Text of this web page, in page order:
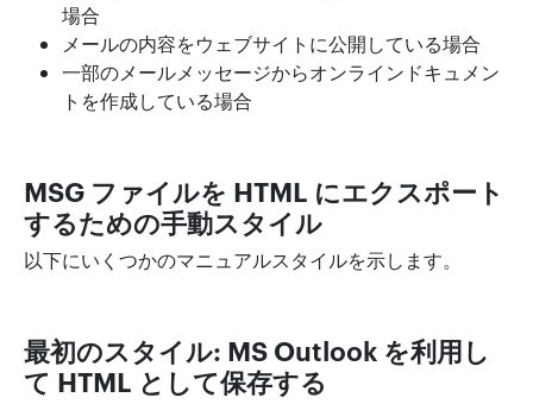
場合
メールの内容をウェブサイトに公開している場合
一部のメールメッセージからオンラインドキュメン
トを作成している場合
MSG ファイルを HTML にエクスポート
するための手動スタイル
以下にいくつかのマニュアルスタイルを示します。
最初のスタイル: MS Outlook を利用し
て HTML として保存する